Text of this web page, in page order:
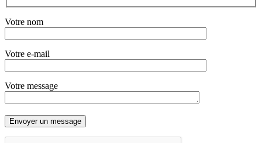
Votre nom
Votre e-mail
Votre message